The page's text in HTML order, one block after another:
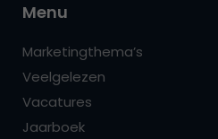
Menu
Marketingthema’s
Veelgelezen
Vacatures
Jaarboek